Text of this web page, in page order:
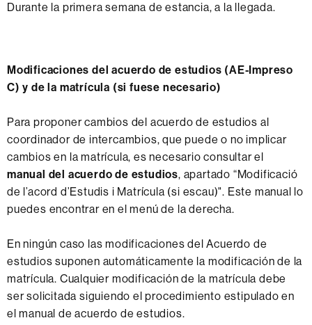
Durante la primera semana de estancia, a la llegada.
Modificaciones del acuerdo de estudios (AE-Impreso
C) y de la matrícula (si fuese necesario)
Para proponer cambios del acuerdo de estudios al
coordinador de intercambios, que puede o no implicar
cambios en la matrícula, es necesario consultar el
manual del acuerdo de estudios, apartado “Modificació
de l’acord d’Estudis i Matrícula (si escau)". Este manual lo
puedes encontrar en el menú de la derecha.
En ningún caso las modificaciones del Acuerdo de
estudios suponen automáticamente la modificación de la
matrícula. Cualquier modificación de la matrícula debe
ser solicitada siguiendo el procedimiento estipulado en
el manual de acuerdo de estudios.